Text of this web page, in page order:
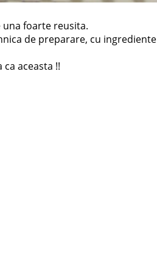
una foarte reusita.
de preparare, cu ingrediente
aceasta !!